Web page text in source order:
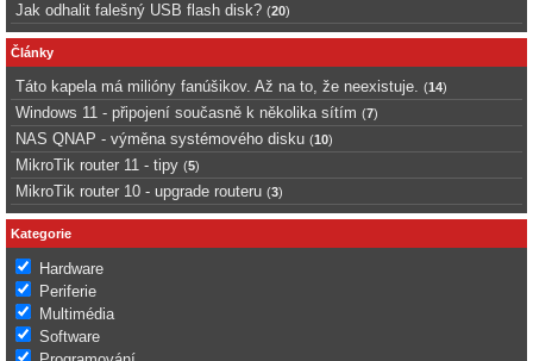
Jak odhalit falešný USB flash disk? (20)
Články
Táto kapela má milióny fanúšikov. Až na to, že neexistuje. (14)
Windows 11 - připojení současně k několika sítím (7)
NAS QNAP - výměna systémového disku (10)
MikroTik router 11 - tipy (5)
MikroTik router 10 - upgrade routeru (3)
Kategorie
Hardware
Periferie
Multimédia
Software